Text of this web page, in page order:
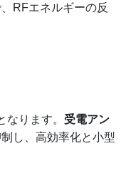
RFエネルギーの反
ります。 受電アン
し、高効率化と小型